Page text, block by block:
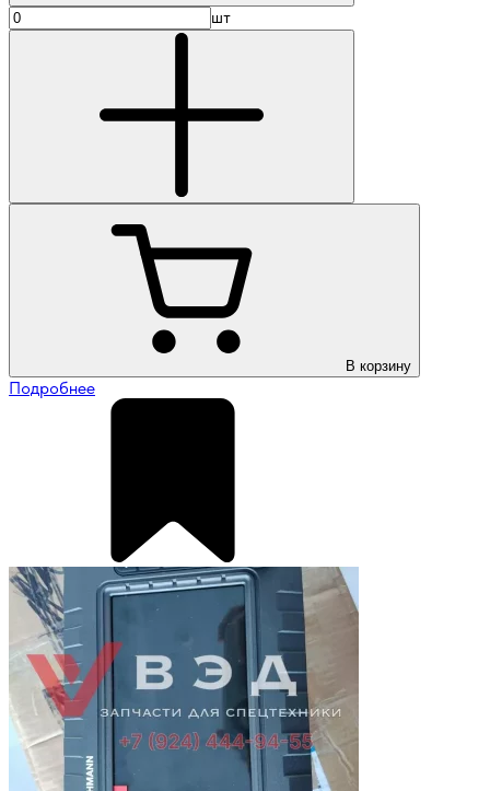
шт
В корзину
Подробнее